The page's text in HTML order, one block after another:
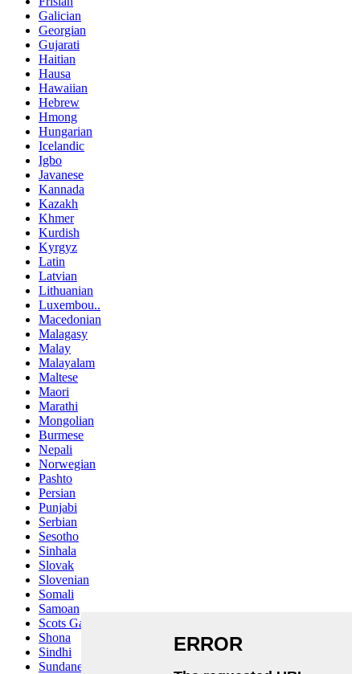
Galician
Georgian
Gujarati
Haitian
Hausa
Hawaiian
Hebrew
Hmong
Hungarian
Icelandic
Igbo
Javanese
Kannada
Kazakh
Khmer
Kurdish
Kyrgyz
Latin
Latvian
Lithuanian
Luxembou..
Macedonian
Malagasy
Malay
Malayalam
Maltese
Maori
Marathi
Mongolian
Burmese
Nepali
Norwegian
Pashto
Persian
Punjabi
Serbian
Sesotho
Sinhala
Slovak
Slovenian
Somali
Samoan
Scots Gaelic
Shona
Sindhi
Sundanese